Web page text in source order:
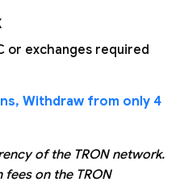
or exchanges required
Withdraw from only 4
of the TRON network.
on the TRON